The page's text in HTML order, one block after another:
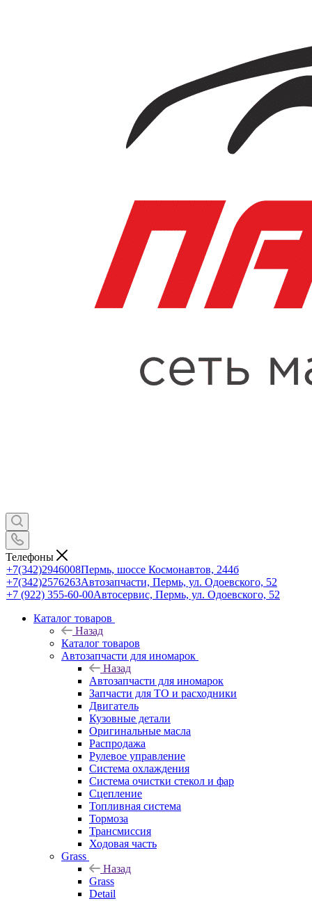
Телефоны
+7(342)2946008Пермь, шоссе Космонавтов, 244б
+7(342)2576263Автозапчасти, Пермь, ул. Одоевского, 52
+7 (922) 355-60-00Автосервис, Пермь, ул. Одоевского, 52
Каталог товаров
Назад
Каталог товаров
Автозапчасти для иномарок
Назад
Автозапчасти для иномарок
Запчасти для ТО и расходники
Двигатель
Кузовные детали
Оригинальные масла
Распродажа
Рулевое управление
Система охлаждения
Система очистки стекол и фар
Сцепление
Топливная система
Тормоза
Трансмиссия
Ходовая часть
Grass
Назад
Grass
Detail